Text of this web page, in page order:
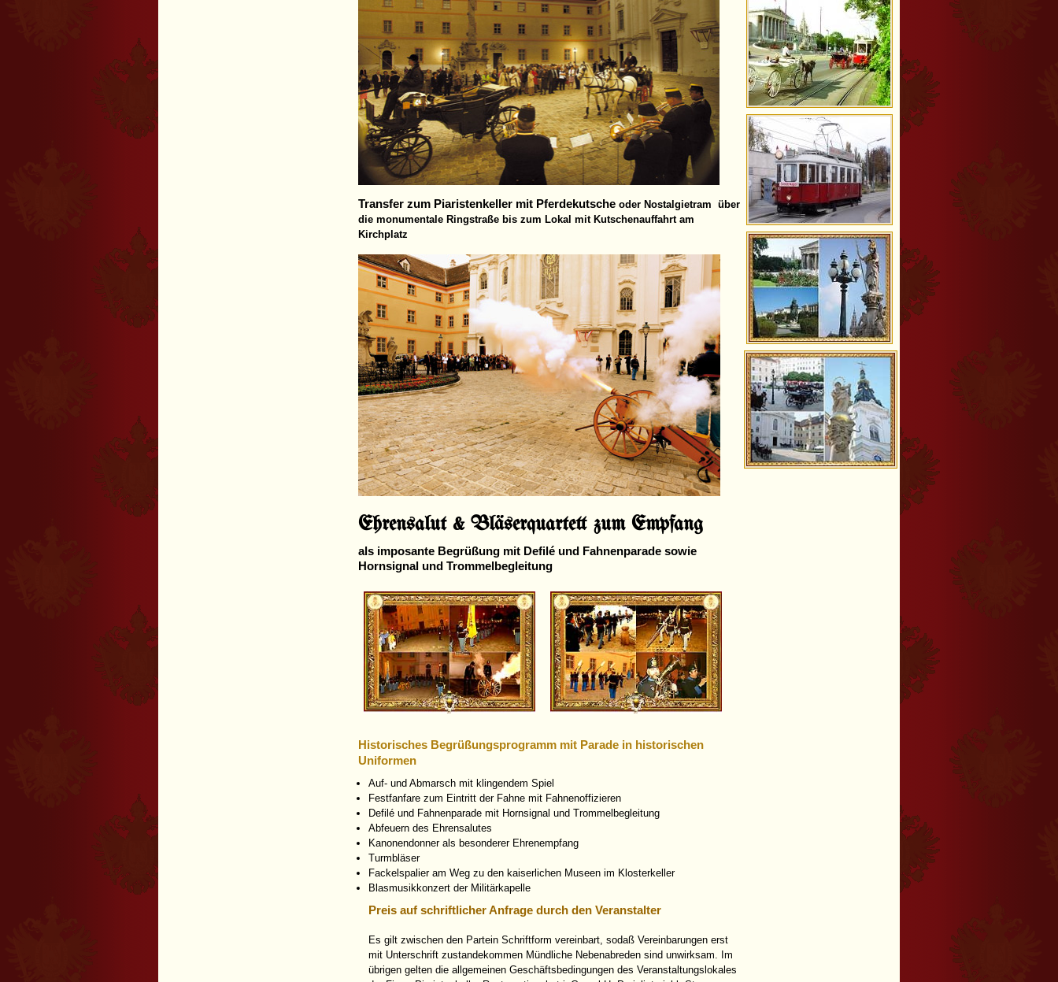
Transfer zum Piaristenkeller mit Pferdekutscheoder Nostalgietram über
die monumentale Ringstraße bis zum Lokal mit Kutschenauffahrt am
Kirchplatz
Ehrensalut & Bläserquartett zum Empfang
als imposante Begrüßung mit Defilé und Fahnenparade sowie
Hornsignal und Trommelbegleitung
Historisches Begrüßungsprogramm mit Parade in historischen
Uniformen
Auf- und Abmarsch mit klingendem Spiel
Festfanfare zum Eintritt der Fahne mit Fahnenoffizieren
Defilé und Fahnenparade mit Hornsignal und Trommelbegleitung
Abfeuern des Ehrensalutes
Kanonendonner als besonderer Ehrenempfang
Turmbläser
Fackelspalier am Weg zu den kaiserlichen Museen im Klosterkeller
Blasmusikkonzert der Militärkapelle
Preis auf schriftlicher Anfrage durch den Veranstalter
Es gilt zwischen den Partein Schriftform vereinbart, sodaß Vereinbarungen erst
mit Unterschrift zustandekommen Mündliche Nebenabreden sind unwirksam. Im
übrigen gelten die allgemeinen Geschäftsbedingungen des Veranstaltungslokales